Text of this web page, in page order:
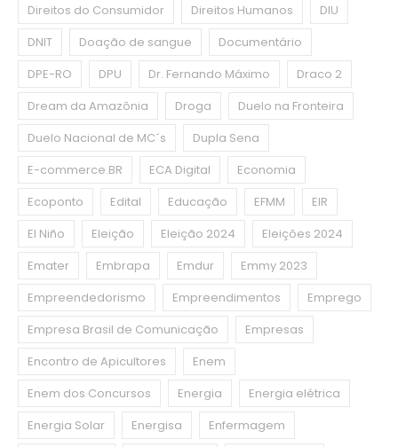
Direitos do Consumidor
Direitos Humanos
DIU
DNIT
Doação de sangue
Documentário
DPE-RO
DPU Dr. Fernando Máximo
Draco 2
Dream da Amazônia
Droga
Duelo na Fronteira
Duelo Nacional de MC´s
Dupla Sena
E-commerce.BR
ECA Digital
Economia
Ecoponto
Edital Educação EFMM
EIR
El Niño
Eleição Eleição 2024
Eleições 2024
Emater
Embrapa Emdur
Emmy 2023
Empreendedorismo
Empreendimentos
Emprego
Empresa Brasil de Comunicação
Empresas
Encontro de Apicultores
Enem
Enem dos Concursos
Energia
Energia elétrica
Energia Solar
Energisa
Enfermagem